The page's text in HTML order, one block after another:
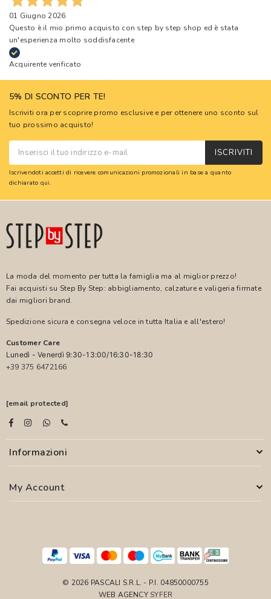
01 Giugno 2026
Questo è il mio primo acquisto con step by step shop ed è stata
un'esperienza molto soddisfacente
Acquirente verificato
5% DI SCONTO PER TE!
Iscriviti ora per scoprire promo esclusive e per ottenere uno sconto sul
tuo prossimo acquisto!
ISCRIVITI
Iscrivendoti accetti di ricevere comunicazioni promozionali in base a quanto
dichiarato qui.
La moda del momento per tutta la famiglia ma al miglior prezzo!
Fai acquisti su Step By Step: abbigliamento, calzature e valigeria firmate
dai migliori brand.
Spedizione sicura e consegna veloce in tutta Italia e all'estero!
Customer Care
Lunedì - Venerdì 9:30-13:00/16:30-18:30
+39 375 6472166
[email protected]
Informazioni
My Account
© 2026 PASCALI S.R.L. - P.I. 04850000755
WEB AGENCY SYFER